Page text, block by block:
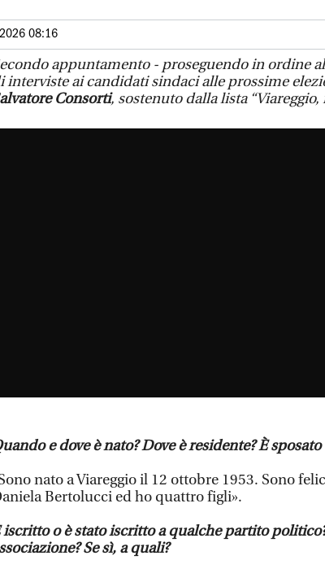
08:16
appuntamento - proseguendo in ordine
interviste ai candidati sindaci alle prossime
Consorti, sostenuto dalla lista “Viareggio,
e dove è nato? Dove è residente? È
nato a Viareggio il 12 ottobre 1953. Sono
Bertolucci ed ho quattro figli».
iscritto o è stato iscritto a qualche partito
Se sì, a quali?